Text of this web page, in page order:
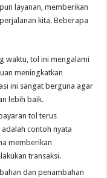
layanan, memberikan
kita. Beberapa
waktu, tol ini mengalami
meningkatkan
ini sangat berguna agar
lebih baik.
tol terus
contoh nyata
memberikan
transaksi.
dan penambahan